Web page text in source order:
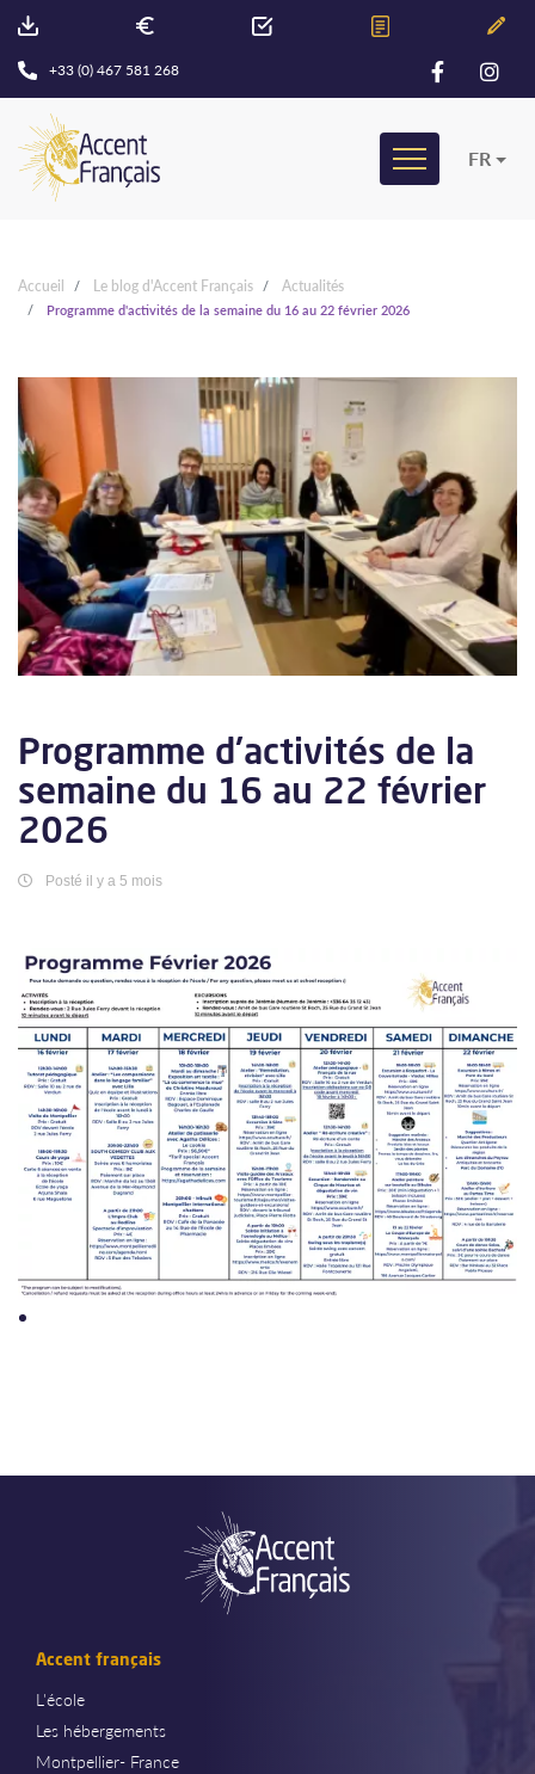
+33 (0) 467 581 268
FR
Accueil Le blog d'Accent Français Actualités
Programme d'activités de la semaine du 16 au 22 février 2026
Programme d'activités de la
semaine du 16 au 22 février
2026
Posté il y a 5 mois
Accent français
L'école
Les hébergements
Montpellier- France